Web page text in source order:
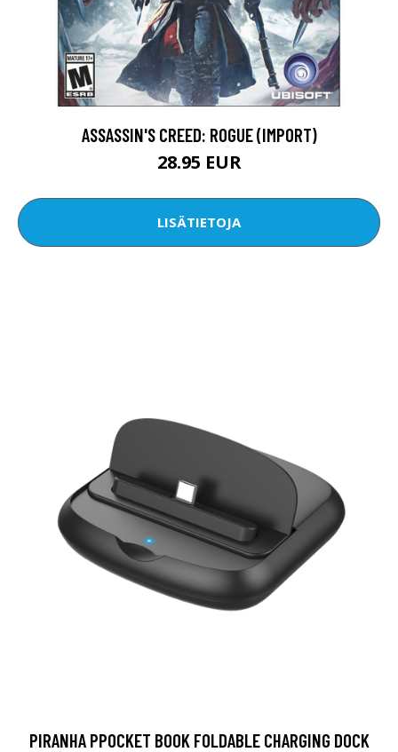
ASSASSIN'S CREED: ROGUE (IMPORT)
28.95 EUR
LISÄTIETOJA
PIRANHA PPOCKET BOOK FOLDABLE CHARGING DOCK